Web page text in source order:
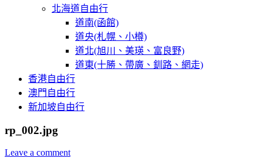
北海道自由行
道南(函館)
道央(札幌、小樽)
道北(旭川、美瑛、富良野)
道東(十勝、帶廣、釧路、網走)
香港自由行
澳門自由行
新加坡自由行
rp_002.jpg
Leave a comment